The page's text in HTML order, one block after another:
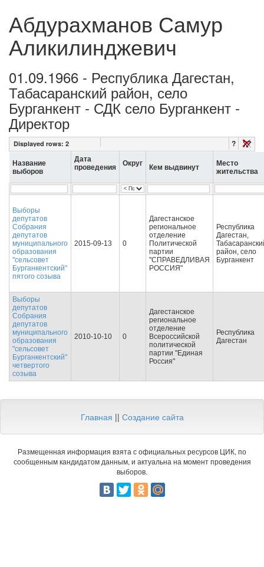
Абдурахманов Самур
Аликилинджевич
01.09.1966 - Республика Дагестан,
Табасаранский район, село
Бурганкент - СДК село Бурганкент -
Директор
Displayed rows: 2 ?
Название
выборов
Дата
проведения
Округ Кем выдвинут
Место
жительства
Выборы
депутатов
Собрания
депутатов
муниципального
образования
"сельсовет
Бурганкентский"
пятого созыва
2015-09-13 0
Дагестанское
региональное
отделение
Политической
партии
"СПРАВЕДЛИВАЯ
РОССИЯ"
Республика
Дагестан,
район, село
Бурганкент
Выборы
депутатов
Собрания
депутатов
муниципального
образования
"сельсовет
Бурганкентский"
четвертого
созыва
2010-10-10 0
Дагестанское
региональное
отделение
Всероссийской
политической
партии "Единая
Россия"
Республика
Дагестан
Главная || Создание сайта
Размещенная информация взята с официальных ресурсов ЦИК, по
сообщенным кандидатом данным, и актуальна на момент проведения
выборов.